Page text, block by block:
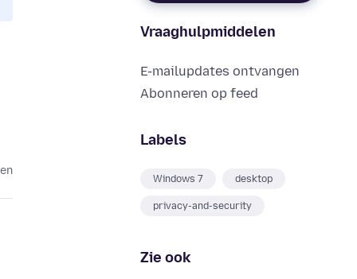
Vraaghulpmiddelen
E-mailupdates ontvangen
Abonneren op feed
Labels
Windows 7 desktop
privacy-and-security
Zie ook